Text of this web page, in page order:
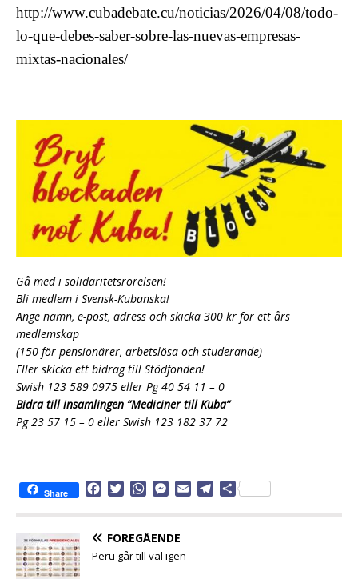
http://www.cubadebate.cu/noticias/2026/04/08/todo-
lo-que-debes-saber-sobre-las-nuevas-empresas-
mixtas-nacionales/
Gå med i solidaritetsrörelsen!
Bli medlem i Svensk-Kubanska!
Ange namn, e-post, adress och skicka 300 kr för ett års
medlemskap
(150 för pensionärer, arbetslösa och studerande)
Eller skicka ett bidrag till Stödfonden!
Swish 123 589 0975 eller Pg 40 54 11 – 0
Bidra till insamlingen ”Mediciner till Kuba”
Pg23 57 15 – 0 eller Swish 123 182 37 72
Share
e
b
t
t
W
t
s
M
s
e
D
FÖREGÅENDE
Peru går till val igen